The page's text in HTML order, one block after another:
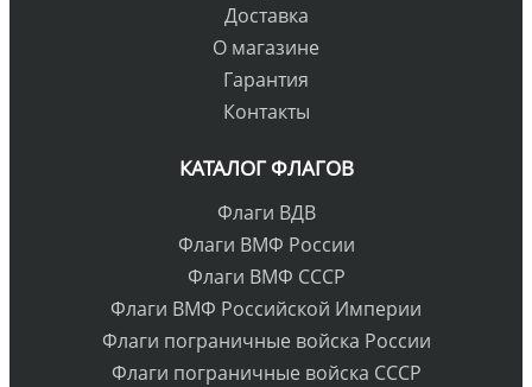
Доставка
О магазине
Гарантия
Контакты
КАТАЛОГ ФЛАГОВ
Флаги ВДВ
Флаги ВМФ России
Флаги ВМФ СССР
Флаги ВМФ Российской Империи
Флаги пограничные войска России
Флаги пограничные войска СССР